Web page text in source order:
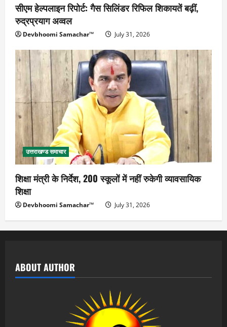
सीएम हेल्पलाइन रिपोर्ट: गैस सिलिंडर रिफिल शिकायतें बढ़ीं,
रुद्रप्रयाग अव्वल
Devbhoomi Samachar™ July 31, 2026
उत्तराखण्ड समाचार
शिक्षा मंत्री के निर्देश, 200 स्कूलों में नहीं रुकेगी व्यावसायिक
शिक्षा
Devbhoomi Samachar™ July 31, 2026
ABOUT AUTHOR